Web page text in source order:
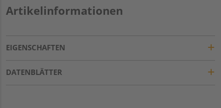
Artikelinformationen
EIGENSCHAFTEN
DATENBLÄTTER